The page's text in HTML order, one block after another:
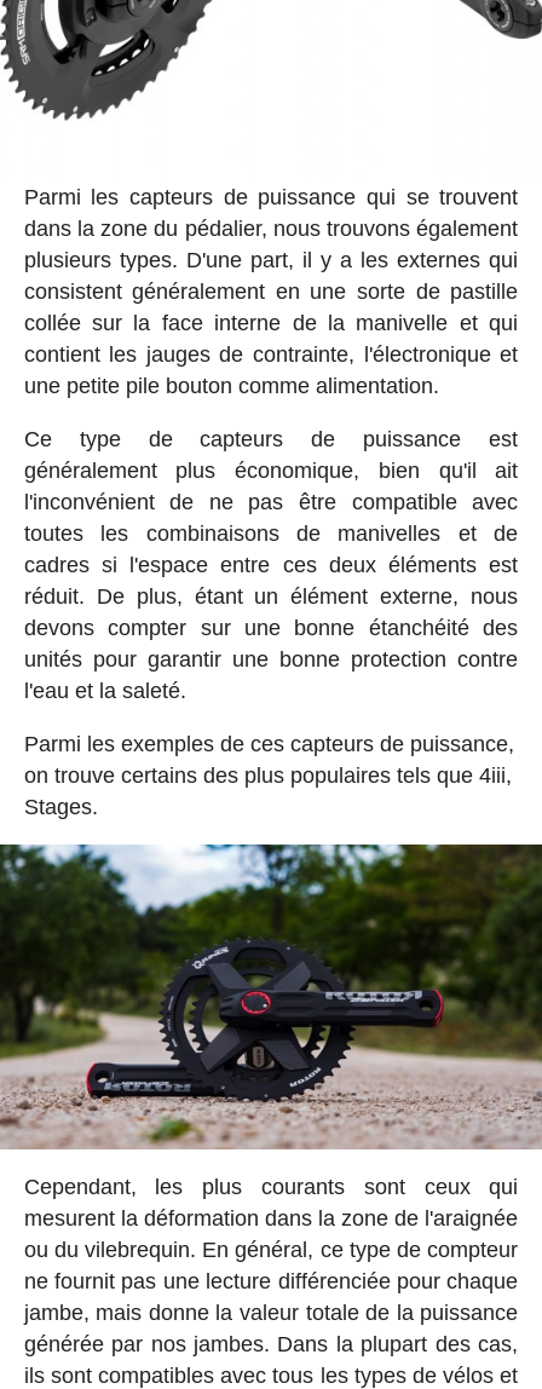
Parmi les capteurs de puissance qui se trouvent
dans la zone du pédalier, nous trouvons également
plusieurs types. D'une part, il y a les externes qui
consistent généralement en une sorte de pastille
collée sur la face interne de la manivelle et qui
contient les jauges de contrainte, l'électronique et
une petite pile bouton comme alimentation.
Ce type de capteurs de puissance est
généralement plus économique, bien qu'il ait
l'inconvénient de ne pas être compatible avec
toutes les combinaisons de manivelles et de
cadres si l'espace entre ces deux éléments est
réduit. De plus, étant un élément externe, nous
devons compter sur une bonne étanchéité des
unités pour garantir une bonne protection contre
l'eau et la saleté.
Parmi les exemples de ces capteurs de puissance,
on trouve certains des plus populaires tels que 4iii,
Stages.
Cependant, les plus courants sont ceux qui
mesurent la déformation dans la zone de l'araignée
ou du vilebrequin. En général, ce type de compteur
ne fournit pas une lecture différenciée pour chaque
jambe, mais donne la valeur totale de la puissance
générée par nos jambes. Dans la plupart des cas,
ils sont compatibles avec tous les types de vélos et